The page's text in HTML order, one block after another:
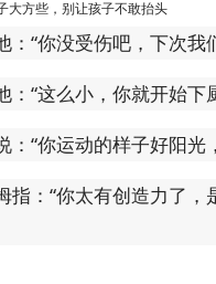
大方些，别让孩子不敢抬头
“你没受伤吧，下次我
“这么小，你就开始下
“你运动的样子好阳光
指：“你太有创造力了